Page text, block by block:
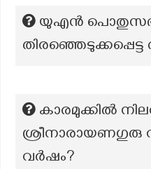
യുഎൻ
കാരമുക്കിൽ
ശ്രീനാരായണഗുരു
വർഷം?